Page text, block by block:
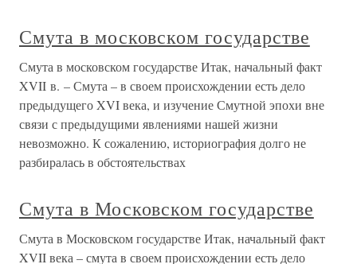
Смута в московском государстве
Смута в московском государстве Итак, начальный факт
XVII в. – Смута – в своем происхождении есть дело
предыдущего XVI века, и изучение Смутной эпохи вне
связи с предыдущими явлениями нашей жизни
невозможно. К сожалению, историография долго не
разбиралась в обстоятельствах
Смута в Московском государстве
Смута в Московском государстве Итак, начальный факт
XVII века – смута в своем происхождении есть дело